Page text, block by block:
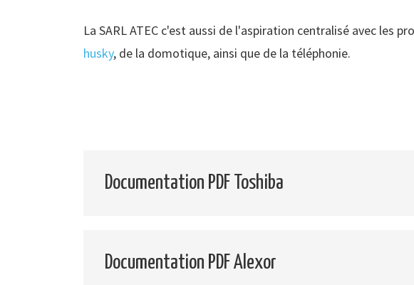
La SARL ATEC c'est aussi de l'aspiration centralisé avec les
husky, de la domotique, ainsi que de la téléphonie.
Documentation PDF Toshiba
Documentation PDF Alexor